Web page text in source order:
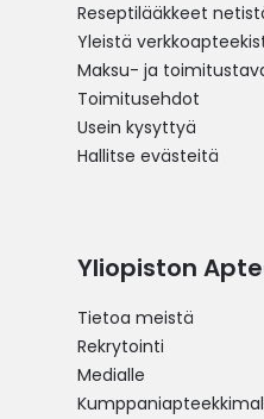
Reseptilääkkeet
Yleistä
Maksu- ja
Toimitusehdot
Usein kysyttyä
Hallitse evästeitä
Yliopiston
Tietoa meistä
Rekrytointi
Medialle